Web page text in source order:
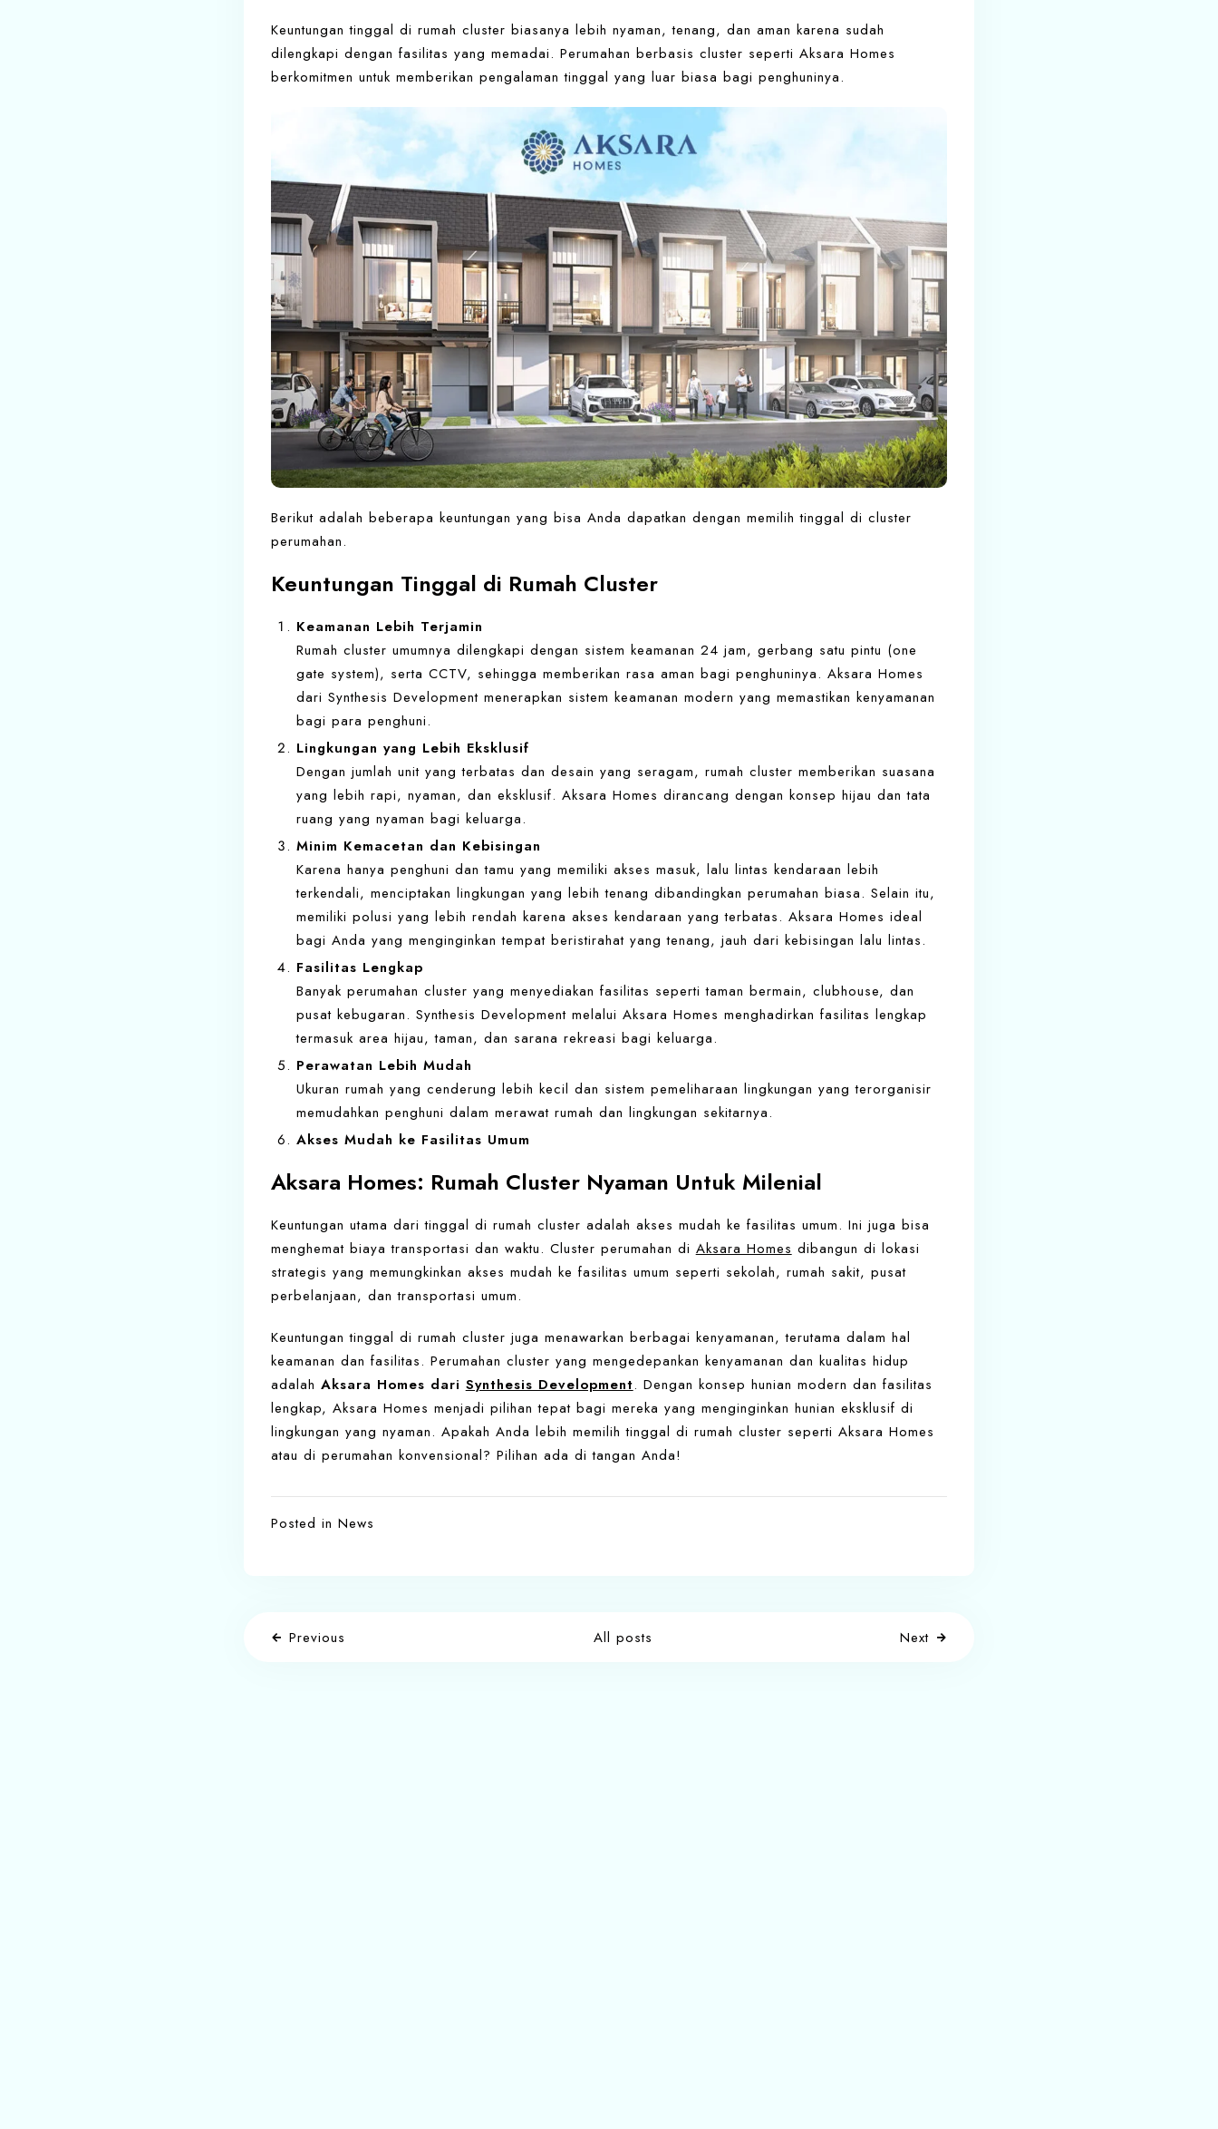
Keuntungan tinggal di rumah cluster biasanya lebih nyaman, tenang, dan aman karena sudah
dilengkapi dengan fasilitas yang memadai. Perumahan berbasis cluster seperti Aksara Homes
berkomitmen untuk memberikan pengalaman tinggal yang luar biasa bagi penghuninya.
Berikut adalah beberapa keuntungan yang bisa Anda dapatkan dengan memilih tinggal di cluster
perumahan.
Keuntungan Tinggal di Rumah Cluster
Keamanan Lebih Terjamin
Rumah cluster umumnya dilengkapi dengan sistem keamanan 24 jam, gerbang satu pintu (one
gate system), serta CCTV, sehingga memberikan rasa aman bagi penghuninya. Aksara Homes
dari Synthesis Development menerapkan sistem keamanan modern yang memastikan kenyamanan
bagi para penghuni.
Lingkungan yang Lebih Eksklusif
Dengan jumlah unit yang terbatas dan desain yang seragam, rumah cluster memberikan suasana
yang lebih rapi, nyaman, dan eksklusif. Aksara Homes dirancang dengan konsep hijau dan tata
ruang yang nyaman bagi keluarga.
Minim Kemacetan dan Kebisingan
Karena hanya penghuni dan tamu yang memiliki akses masuk, lalu lintas kendaraan lebih
terkendali, menciptakan lingkungan yang lebih tenang dibandingkan perumahan biasa. Selain itu,
memiliki polusi yang lebih rendah karena akses kendaraan yang terbatas. Aksara Homes ideal
bagi Anda yang menginginkan tempat beristirahat yang tenang, jauh dari kebisingan lalu lintas.
Fasilitas Lengkap
Banyak perumahan cluster yang menyediakan fasilitas seperti taman bermain, clubhouse, dan
pusat kebugaran. Synthesis Development melalui Aksara Homes menghadirkan fasilitas lengkap
termasuk area hijau, taman, dan sarana rekreasi bagi keluarga.
Perawatan Lebih Mudah
Ukuran rumah yang cenderung lebih kecil dan sistem pemeliharaan lingkungan yang terorganisir
memudahkan penghuni dalam merawat rumah dan lingkungan sekitarnya.
Akses Mudah ke Fasilitas Umum
Aksara Homes: Rumah Cluster Nyaman Untuk Milenial
Keuntungan utama dari tinggal di rumah cluster adalah akses mudah ke fasilitas umum. Ini juga bisa
menghemat biaya transportasi dan waktu. Cluster perumahan diAksara Homesdibangun di lokasi
strategis yang memungkinkan akses mudah ke fasilitas umum seperti sekolah, rumah sakit, pusat
perbelanjaan, dan transportasi umum.
Keuntungan tinggal di rumah cluster juga menawarkan berbagai kenyamanan, terutama dalam hal
keamanan dan fasilitas. Perumahan cluster yang mengedepankan kenyamanan dan kualitas hidup
adalah Aksara Homes dariSynthesis Development. Dengan konsep hunian modern dan fasilitas
lengkap, Aksara Homes menjadi pilihan tepat bagi mereka yang menginginkan hunian eksklusif di
lingkungan yang nyaman. Apakah Anda lebih memilih tinggal di rumah cluster seperti Aksara Homes
atau di perumahan konvensional? Pilihan ada di tangan Anda!
Posted in News
Previous All posts Next